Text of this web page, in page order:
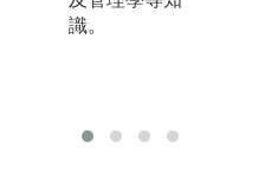
在校所學的知
識理論外，亦
實務技能，本
識。